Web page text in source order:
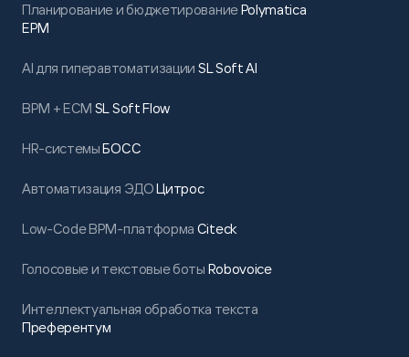
Планирование и бюджетированиеPolymatica
EPM
AI для гиперавтоматизации SL Soft AI
BPM + ECM SL Soft Flow
HR-системыБОСС
Автоматизация ЭДОЦитрос
Low-Code BPM-платформа Citeck
Голосовые и текстовые боты Robovoice
Интеллектуальная обработка текста
Преферентум